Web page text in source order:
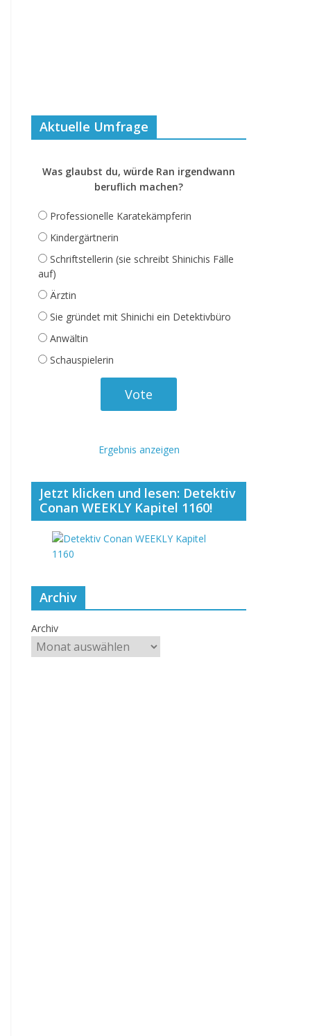
Aktuelle Umfrage
Was glaubst du, würde Ran irgendwann
beruflich machen?
Professionelle Karatekämpferin
Kindergärtnerin
Schriftstellerin (sie schreibt Shinichis Fälle
auf)
Ärztin
Sie gründet mit Shinichi ein Detektivbüro
Anwältin
Schauspielerin
Ergebnis anzeigen
Jetzt klicken und lesen: Detektiv
Conan WEEKLY Kapitel 1160!
Archiv
Archiv